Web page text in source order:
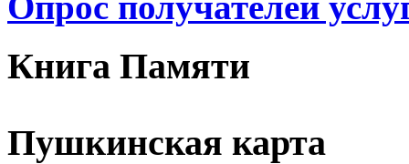
Книга Памяти
Пушкинская карта